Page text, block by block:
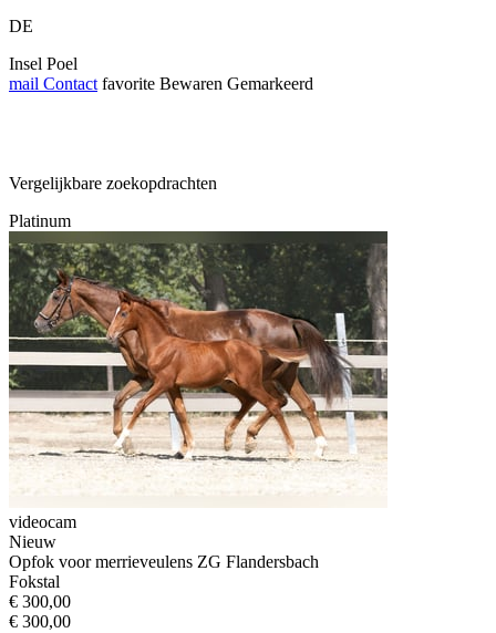
DE
Insel Poel
mail Contact favorite Bewaren Gemarkeerd
Vergelijkbare zoekopdrachten
Platinum
videocam
Nieuw
Opfok voor merrieveulens ZG Flandersbach
Fokstal
€ 300,00
€ 300,00